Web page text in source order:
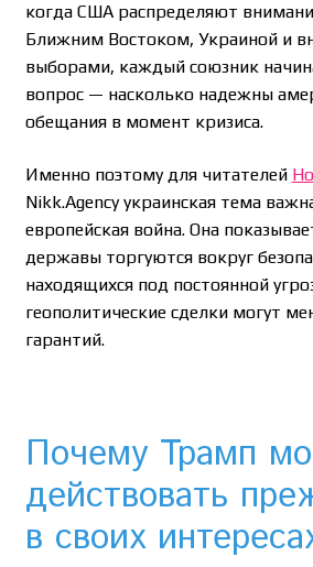
когда США распределяют
Ближним Востоком, Украиной и
выборами, каждый союзник
вопрос — насколько надежны
обещания в момент кризиса.
Именно поэтому для читателей
Nikk.Agency украинская тема
европейская война. Она
державы торгуются вокруг
находящихся под постоянной
геополитические сделки могут
гарантий.
Почему Трамп
действовать
в своих